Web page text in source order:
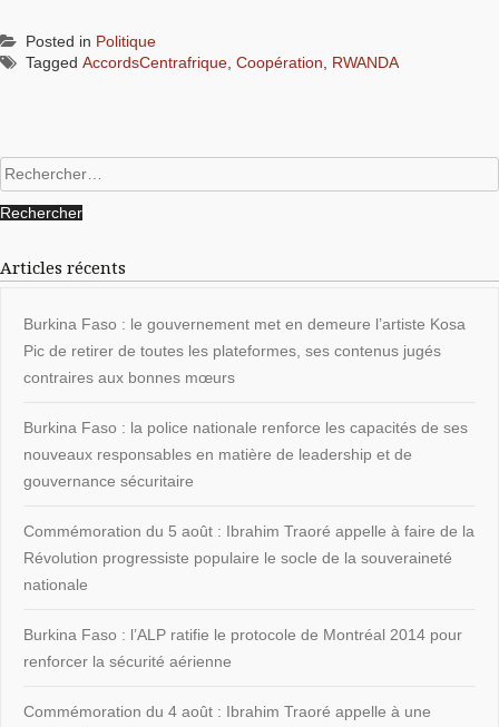
Posted in Politique
Tagged AccordsCentrafrique Coopération RWANDA
Rechercher :
Articles récents
Burkina Faso : le gouvernement met en demeure l’artiste Kosa
Pic de retirer de toutes les plateformes, ses contenus jugés
contraires aux bonnes mœurs
Burkina Faso : la police nationale renforce les capacités de ses
nouveaux responsables en matière de leadership et de
gouvernance sécuritaire
Commémoration du 5 août : Ibrahim Traoré appelle à faire de la
Révolution progressiste populaire le socle de la souveraineté
nationale
Burkina Faso : l’ALP ratifie le protocole de Montréal 2014 pour
renforcer la sécurité aérienne
Commémoration du 4 août : Ibrahim Traoré appelle à une